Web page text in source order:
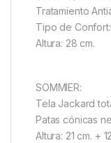
Tratamiento
Tipo de
Altura: 28 cm.
SOMMIER:
Tela Jackard
Patas cónicas
Altura: 21 cm. +